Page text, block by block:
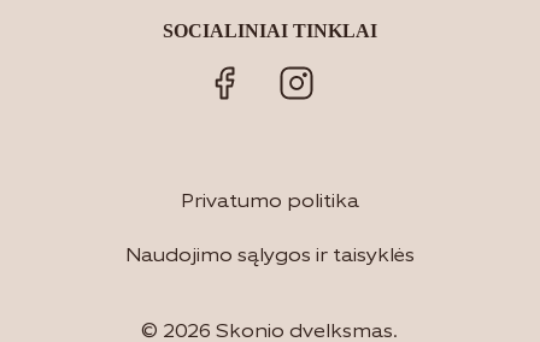
SOCIALINIAI TINKLAI
© 2026 Skonio dvelksmas.
Privatumo politika
Naudojimo sąlygos ir taisyklės